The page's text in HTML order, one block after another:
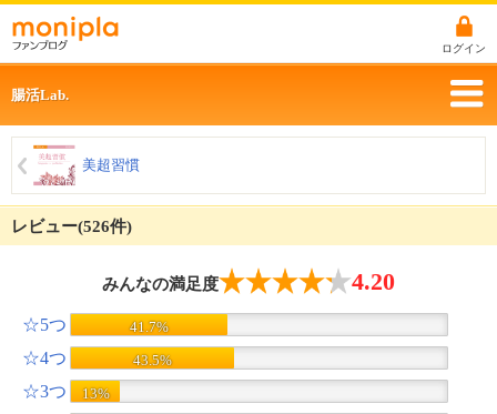
ログイン
腸活Lab.
美超習慣
レビュー(526件)
みんなの満足度 4.20
☆5つ 41.7%
☆4つ 43.5%
☆3つ 13%